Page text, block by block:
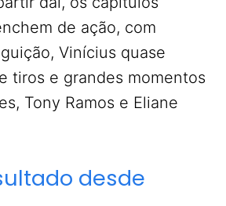
de ação, com
Vinícius quase
tiros e grandes momentos
Tony Ramos e Eliane
desde